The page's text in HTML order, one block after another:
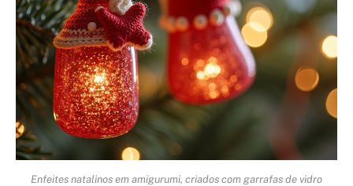
Enfeites natalinos em amigurumi, criados com garrafas de vidro